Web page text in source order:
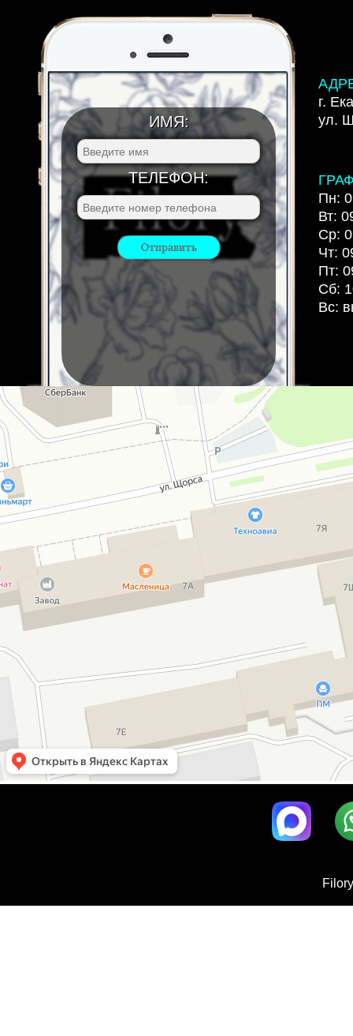
ИМЯ:
ТЕЛЕФОН:
г.
ул.
Пн:
Вт:
Ср:
Чт:
Пт:
Сб:
Вс: